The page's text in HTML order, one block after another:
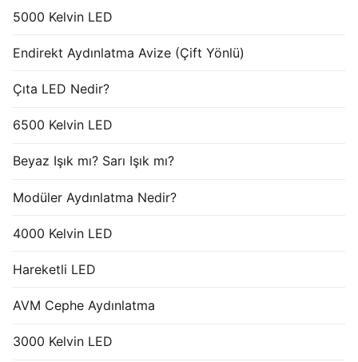
5000 Kelvin LED
Endirekt Aydınlatma Avize (Çift Yönlü)
Çıta LED Nedir?
6500 Kelvin LED
Beyaz Işık mı? Sarı Işık mı?
Modüler Aydınlatma Nedir?
4000 Kelvin LED
Hareketli LED
AVM Cephe Aydınlatma
3000 Kelvin LED